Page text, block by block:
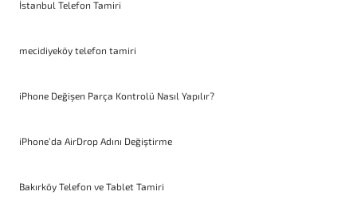
İstanbul Telefon Tamiri
mecidiyeköy telefon tamiri
iPhone Değişen Parça Kontrolü Nasıl Yapılır?
iPhone’da AirDrop Adını Değiştirme
Bakırköy Telefon ve Tablet Tamiri